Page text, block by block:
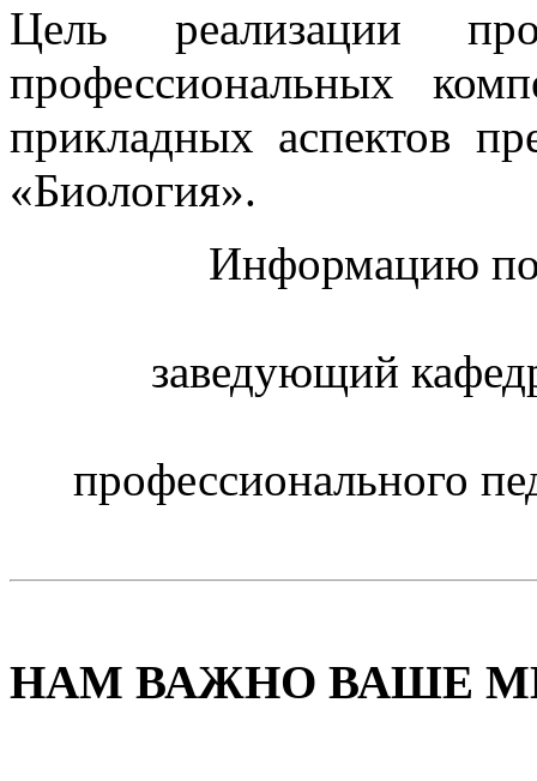
Цель реализации
профессиональных
прикладных аспектов
«Биология».
Информацию
заведующий
профессионального
НАМ ВАЖНО ВАШЕ